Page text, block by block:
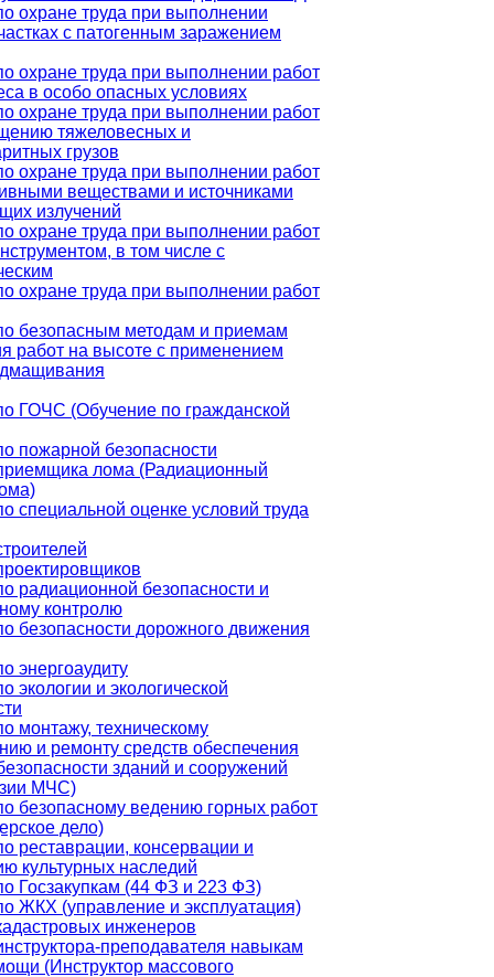
охране труда при выполнении
с патогенным заражением
охране труда при выполнении работ
в особо опасных условиях
охране труда при выполнении работ
тяжеловесных и
грузов
охране труда при выполнении работ
веществами и источниками
излучений
охране труда при выполнении работ
в том числе с
охране труда при выполнении работ
безопасным методам и приемам
работ на высоте с применением
ГОЧС (Обучение по гражданской
пожарной безопасности
лома (Радиационный
специальной оценке условий труда
радиационной безопасности и
контролю
безопасности дорожного движения
энергоаудиту
экологии и экологической
монтажу, техническому
и ремонту средств обеспечения
зданий и сооружений
МЧС)
безопасному ведению горных работ
дело)
реставрации, консервации и
культурных наследий
Госзакупкам (44 ФЗ и 223 ФЗ)
ЖКХ (управление и эксплуатация)
инженеров
преподавателя навыкам
(Инструктор массового